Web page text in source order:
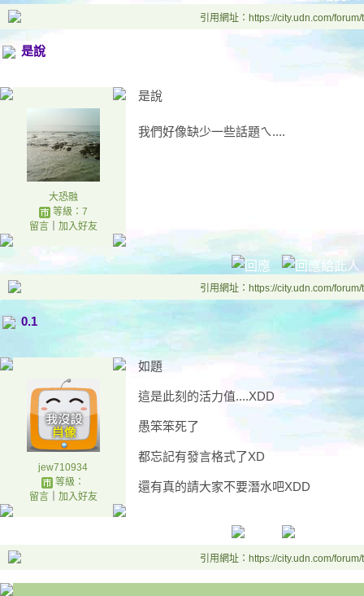
引用網址：https://city.udn.com/
是說
大恐融
等級：7
留言｜ 加入好友
是說
我們好像缺少一些話題ㄟ....
引用網址：https://city.udn.com/
0.1
jew710934
等級：
留言｜ 加入好友
如題
這是此刻的活力值....XDD
愚笨笨死了
都忘記有發言格式了XD
還有真的請大家不要潛水吧XDD
引用網址：https://city.udn.com/